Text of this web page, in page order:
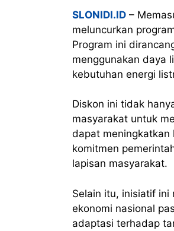
SLONIDI.ID –
meluncurkan
Program ini
menggunakan daya
kebutuhan energi
Diskon ini tidak
masyarakat untuk
dapat meningkatkan
komitmen
lapisan masyarakat.
Selain itu, inisiatif ini
ekonomi nasional
adaptasi terhadap